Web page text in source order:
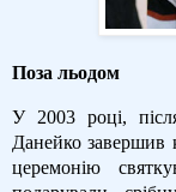
Поза льодом
У 2003 році,
Данейко завершив
церемонію